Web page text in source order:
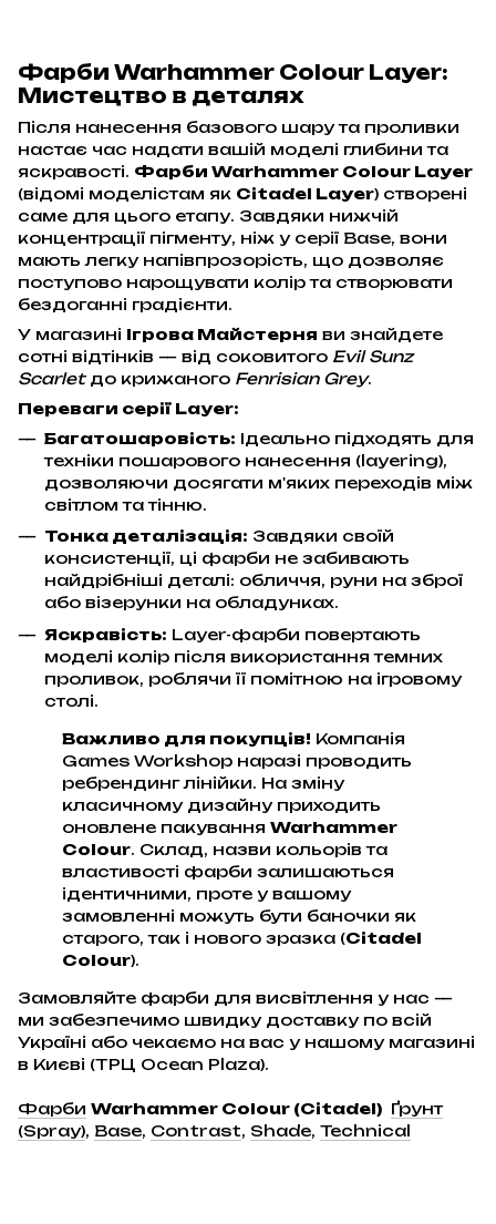
Фарби Warhammer Colour Layer:
Мистецтво в деталях
Після нанесення базового шару та проливки
настає час надати вашій моделі глибини та
яскравості. Фарби Warhammer Colour Layer
(відомі моделістам як Citadel Layer) створені
саме для цього етапу. Завдяки нижчій
концентрації пігменту, ніж у серії Base, вони
мають легку напівпрозорість, що дозволяє
поступово нарощувати колір та створювати
бездоганні градієнти.
У магазині Ігрова Майстерня ви знайдете
сотні відтінків — від соковитого Evil Sunz
Scarletдо крижаного Fenrisian Grey.
Переваги серії Layer:
Багатошаровість: Ідеально підходять для
техніки пошарового нанесення (layering),
дозволяючи досягати м'яких переходів між
світлом та тінню.
Тонка деталізація: Завдяки своїй
консистенції, ці фарби не забивають
найдрібніші деталі: обличчя, руни на зброї
або візерунки на обладунках.
Яскравість: Layer-фарби повертають
моделі колір після використання темних
проливок, роблячи її помітною на ігровому
столі.
Важливо для покупців! Компанія
Games Workshop наразі проводить
ребрендинг лінійки. На зміну
класичному дизайну приходить
оновлене пакування Warhammer
Colour. Склад, назви кольорів та
властивості фарби залишаються
ідентичними, проте у вашому
замовленні можуть бути баночки як
старого, так і нового зразка (Citadel
Colour).
Замовляйте фарби для висвітлення у нас —
ми забезпечимо швидку доставку по всій
Україні або чекаємо на вас у нашому магазині
в Києві (ТРЦ Ocean Plaza).
Фарби Warhammer Colour (Citadel) Ґрунт
(Spray), Base, Contrast, Shade, Technical